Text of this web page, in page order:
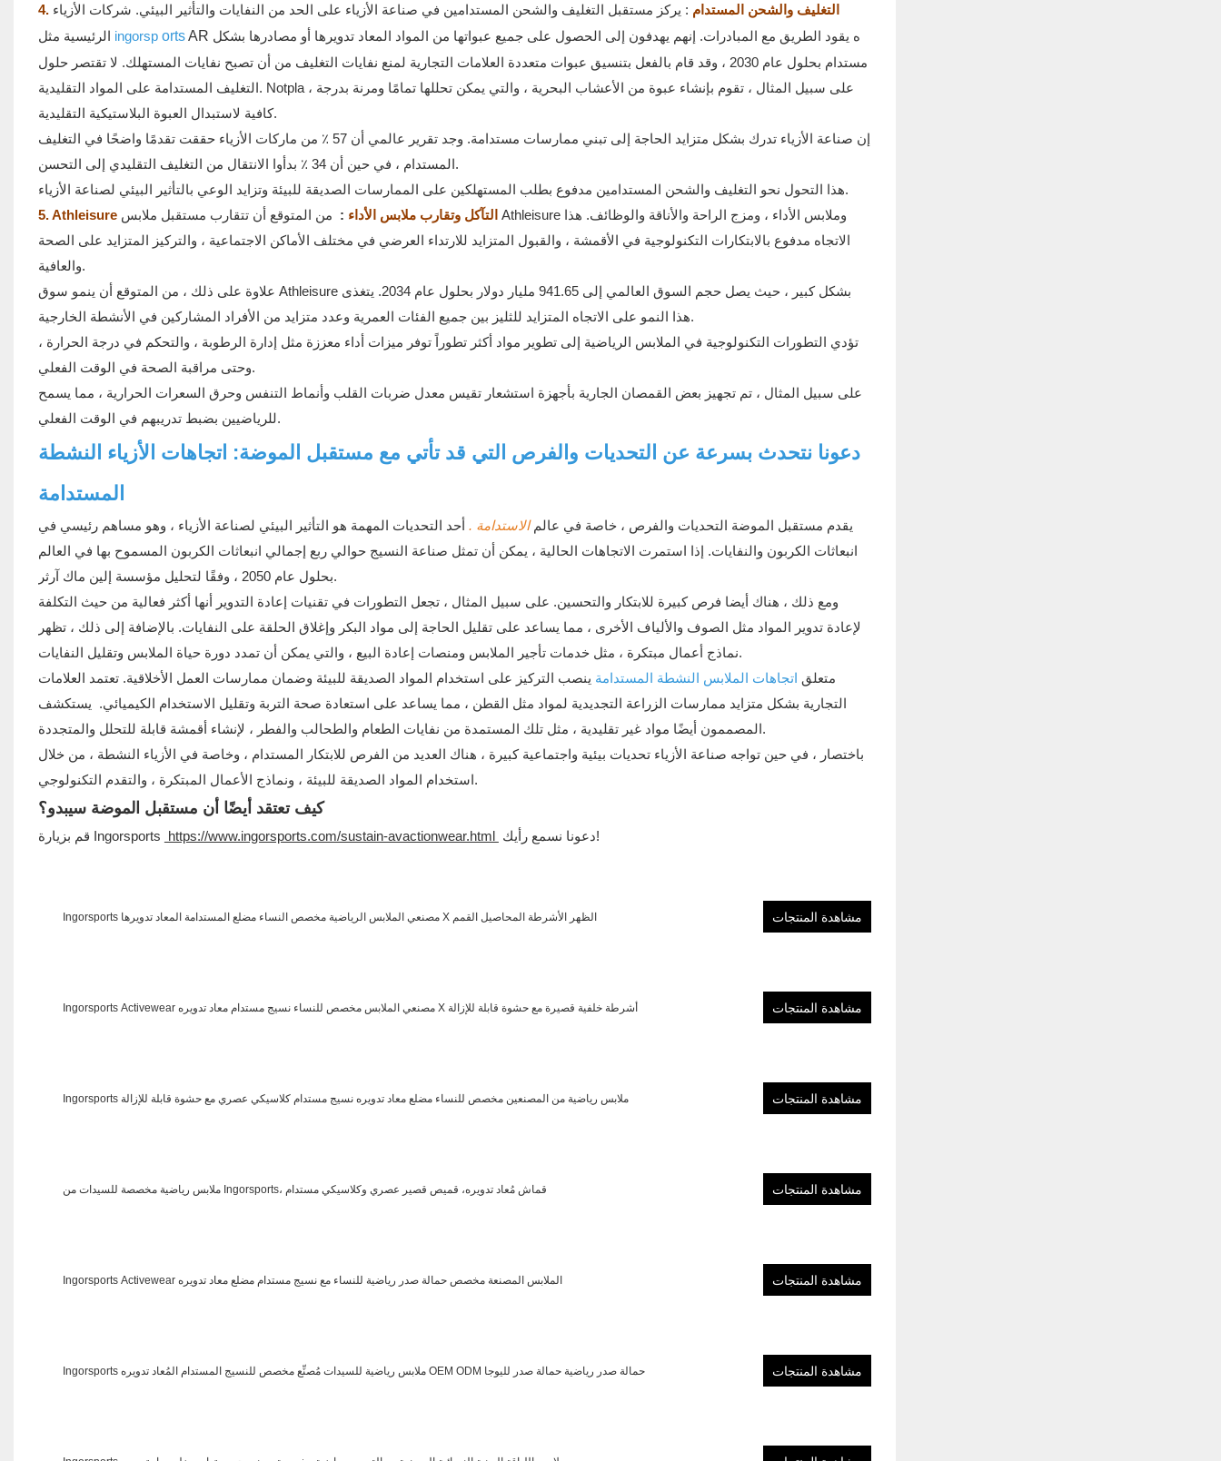
4. التغليف والشحن المستدام : يركز مستقبل التغليف والشحن المستدامين في صناعة الأزياء على الحد من النفايات والتأثير البيئي. شركات الأزياء
ingorsp ortsAR ه يقود الطريق مع المبادرات. إنهم يهدفون إلى الحصول على جميع عبواتها من المواد المعاد تدويرها أو مصادرها بشكل
مستدام بحلول عام 2030 ، وقد قام بالفعل بتنسيق عبوات متعددة العلامات التجارية لمنع نفايات التغليف من أن تصبح نفايات المستهلك. لا تقتصر حلول
التغليف المستدامة على المواد التقليدية. Notpla ، على سبيل المثال ، تقوم بإنشاء عبوة من الأعشاب البحرية ، والتي يمكن تحللها تمامًا ومرنة بدرجة
كافية لاستبدال العبوة البلاستيكية التقليدية.
إن صناعة الأزياء تدرك بشكل متزايد الحاجة إلى تبني ممارسات مستدامة. وجد تقرير عالمي أن 57 ٪ من ماركات الأزياء حققت تقدمًا واضحًا في التغليف
المستدام ، في حين أن 34 ٪ بدأوا الانتقال من التغليف التقليدي إلى التحسن.
هذا التحول نحو التغليف والشحن المستدامين مدفوع بطلب المستهلكين على الممارسات الصديقة للبيئة وتزايد الوعي بالتأثير البيئي لصناعة الأزياء.
5. Athleisure التآكل وتقارب ملابس الأداء : من المتوقع أن تتقارب مستقبل ملابس Athleisure وملابس الأداء ، ومزج الراحة والأناقة والوظائف. هذا
الاتجاه مدفوع بالابتكارات التكنولوجية في الأقمشة ، والقبول المتزايد للارتداء العرضي في مختلف الأماكن الاجتماعية ، والتركيز المتزايد على الصحة
والعافية.
علاوة على ذلك ، من المتوقع أن ينمو سوق Athleisure بشكل كبير ، حيث يصل حجم السوق العالمي إلى 941.65 مليار دولار بحلول عام 2034. يتغذى
هذا النمو على الاتجاه المتزايد للثليز بين جميع الفئات العمرية وعدد متزايد من الأفراد المشاركين في الأنشطة الخارجية.
تؤدي التطورات التكنولوجية في الملابس الرياضية إلى تطوير مواد أكثر تطوراً توفر ميزات أداء معززة مثل إدارة الرطوبة ، والتحكم في درجة الحرارة ،
وحتى مراقبة الصحة في الوقت الفعلي.
على سبيل المثال ، تم تجهيز بعض القمصان الجارية بأجهزة استشعار تقيس معدل ضربات القلب وأنماط التنفس وحرق السعرات الحرارية ، مما يسمح
للرياضيين بضبط تدريبهم في الوقت الفعلي.
دعونا نتحدث بسرعة عن التحديات والفرص التي قد تأتي مع مستقبل الموضة: اتجاهات الأزياء النشطة
المستدامة
يقدم مستقبل الموضة التحديات والفرص ، خاصة في عالمالاستدامة . أحد التحديات المهمة هو التأثير البيئي لصناعة الأزياء ، وهو مساهم رئيسي في
انبعاثات الكربون والنفايات. إذا استمرت الاتجاهات الحالية ، يمكن أن تمثل صناعة النسيج حوالي ربع إجمالي انبعاثات الكربون المسموح بها في العالم
بحلول عام 2050 ، وفقًا لتحليل مؤسسة إلين ماك آرثر.
ومع ذلك ، هناك أيضا فرص كبيرة للابتكار والتحسين. على سبيل المثال ، تجعل التطورات في تقنيات إعادة التدوير أنها أكثر فعالية من حيث التكلفة
لإعادة تدوير المواد مثل الصوف والألياف الأخرى ، مما يساعد على تقليل الحاجة إلى مواد البكر وإغلاق الحلقة على النفايات. بالإضافة إلى ذلك ، تظهر
نماذج أعمال مبتكرة ، مثل خدمات تأجير الملابس ومنصات إعادة البيع ، والتي يمكن أن تمدد دورة حياة الملابس وتقليل النفايات.
متعلق اتجاهات الملابس النشطة المستدامة ينصب التركيز على استخدام المواد الصديقة للبيئة وضمان ممارسات العمل الأخلاقية. تعتمد العلامات
التجارية بشكل متزايد ممارسات الزراعة التجديدية لمواد مثل القطن ، مما يساعد على استعادة صحة التربة وتقليل الاستخدام الكيميائي. يستكشف
المصممون أيضًا مواد غير تقليدية ، مثل تلك المستمدة من نفايات الطعام والطحالب والفطر ، لإنشاء أقمشة قابلة للتحلل والمتجددة.
باختصار ، في حين تواجه صناعة الأزياء تحديات بيئية واجتماعية كبيرة ، هناك العديد من الفرص للابتكار المستدام ، وخاصة في الأزياء النشطة ، من خلال
استخدام المواد الصديقة للبيئة ، ونماذج الأعمال المبتكرة ، والتقدم التكنولوجي.
كيف تعتقد أيضًا أن مستقبل الموضة سيبدو؟
قم بزيارة Ingorsports https://www.ingorsports.com/sustain-avactionwear.html دعونا نسمع رأيك!
Ingorsports مصنعي الملابس الرياضية مخصص النساء مضلع المستدامة المعاد تدويرها X الظهر الأشرطة المحاصيل القمم مشاهدة المنتجات
Ingorsports Activewear مصنعي الملابس مخصص للنساء نسيج مستدام معاد تدويره X أشرطة خلفية قصيرة مع حشوة قابلة للإزالة مشاهدة المنتجات
Ingorsports ملابس رياضية من المصنعين مخصص للنساء مضلع معاد تدويره نسيج مستدام كلاسيكي عصري مع حشوة قابلة للإزالة مشاهدة المنتجات
ملابس رياضية مخصصة للسيدات من Ingorsports، قماش مُعاد تدويره، قميص قصير عصري وكلاسيكي مستدام مشاهدة المنتجات
Ingorsports Activewear الملابس المصنعة مخصص حمالة صدر رياضية للنساء مع نسيج مستدام مضلع معاد تدويره مشاهدة المنتجات
Ingorsports ملابس رياضية للسيدات مُصنِّع مخصص للنسيج المستدام المُعاد تدويره OEM ODM حمالة صدر رياضية حمالة صدر لليوجا مشاهدة المنتجات